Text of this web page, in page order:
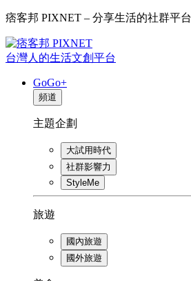
痞客邦 PIXNET – 分享生活的社群平台
台灣人的生活文創平台
GoGo+
頻道
主題企劃
大試用時代
社群影響力
StyleMe
旅遊
國內旅遊
國外旅遊